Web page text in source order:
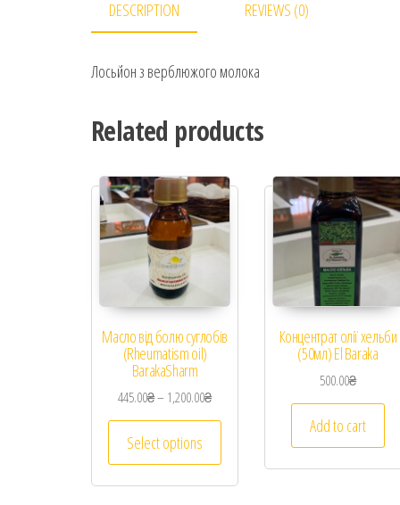
DESCRIPTION REVIEWS (0)
Лосьйон з верблюжого молока
Related products
Масло від болю суглобів
(Rheumatism oil)
BarakaSharm
445.00₴– 1,200.00₴
Select options
Концентрат олії хельби
(50мл) El Baraka
500.00₴
Add to cart